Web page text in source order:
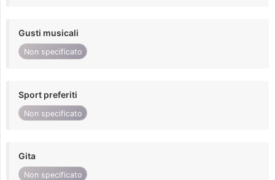
Gusti musicali
Non specificato
Sport preferiti
Non specificato
Gita
Non specificato